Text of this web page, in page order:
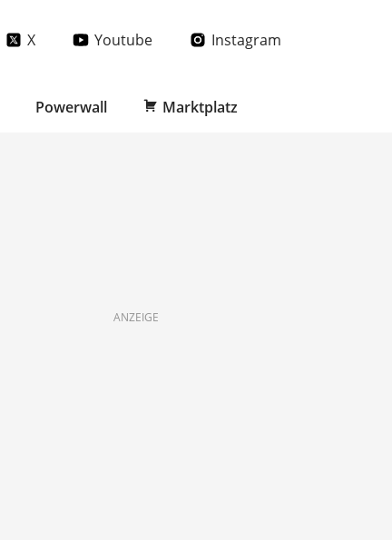
X Youtube Instagram
Powerwall Marktplatz
ANZEIGE